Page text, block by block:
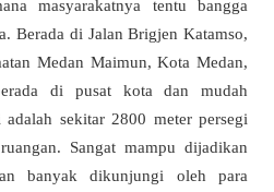
masyarakatnya tentu bangga
Berada di Jalan Brigjen Katamso,
Medan Maimun, Kota Medan,
di pusat kota dan mudah
sekitar 2800 meter persegi
Sangat mampu dijadikan
banyak dikunjungi oleh para